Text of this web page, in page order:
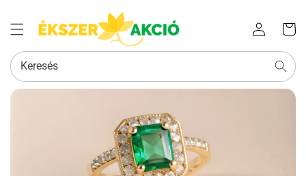
Bejelentkezés
kosara
Keresés